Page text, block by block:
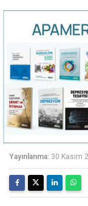
Yayınlanma: 30 Kasım